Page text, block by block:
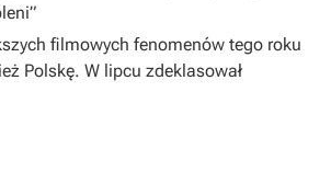
filmowych fenomenów tego roku
Polskę. W lipcu zdeklasował